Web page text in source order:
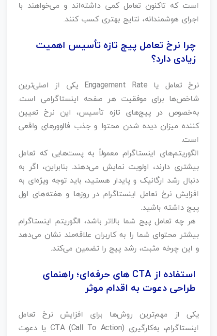
است که تاکنون تعامل کمی داشته‌اند و می‌خواهند با
اجرای هوشمندانه، نتایج بهتری کسب کنند.
چرا نرخ تعامل پیج تازه‌ تأسیس اهمیت
زیادی دارد؟
نرخ تعامل یا Engagement Rate یکی از اصلی‌ترین
شاخص‌ها برای موفقیت هر صفحه اینستاگرامی است.
به‌خصوص در پیج‌های تازه‌ تأسیس، این نرخ تعیین‌
کننده میزان دیده شدن محتوا و جذب فالوورهای واقعی
است.
الگوریتم‌های اینستاگرام معمولاً به پست‌هایی که تعامل
بیشتری دارند، اولویت نمایش می‌دهند. بنابراین، اگر به
دنبال رشد ارگانیک و پایدار هستید، باید توجه ویژه‌ای به
افزایش نرخ تعامل اینستاگرام در روزها و هفته‌های اول
پیج داشته باشید.
هر چه تعامل پیج شما بالاتر باشد، الگوریتم اینستاگرام
بیشتر محتوای شما را به کاربران علاقه‌مند نشان می‌دهد
و این چرخه مثبت، رشد پیج را تضمین می‌کند.
استفاده از CTA های حرفه‌ای؛ راهنمای
طراحی دعوت به اقدام موثر
یکی از مهم‌ترین روش‌ها برای افزایش نرخ تعامل
اینستاگرام، به‌کارگیری CTA (Call To Action) یا دعوت